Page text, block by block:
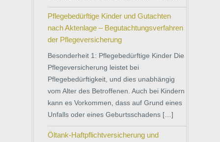
Pflegebedürftige Kinder und Gutachten
nach Aktenlage – Begutachtungsverfahren
der Pflegeversicherung
Besonderheit 1: Pflegebedürftige Kinder Die
Pflegeversicherung leistet bei
Pflegebedürftigkeit, und dies unabhängig
vom Alter des Betroffenen. Auch bei Kindern
kann es Vorkommen, dass auf Grund eines
Unfalls oder eines Geburtsschadens […]
Öltank-Haftpflichtversicherung und